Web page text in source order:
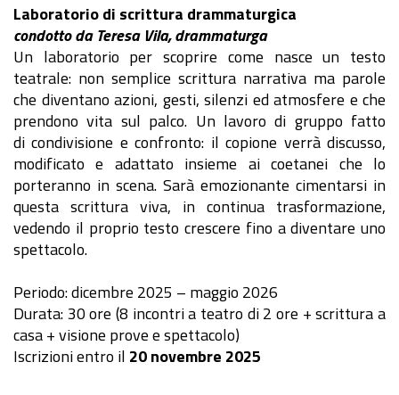
Laboratorio di scrittura drammaturgica
condotto da Teresa Vila, drammaturga
Un laboratorio per scoprire come nasce un testo
teatrale: non semplice scrittura narrativa ma parole
che diventano azioni, gesti, silenzi ed atmosfere e che
prendono vita sul palco. Un lavoro di gruppo fatto
di condivisione e confronto: il copione verrà discusso,
modificato e adattato insieme ai coetanei che lo
porteranno in scena. Sarà emozionante cimentarsi in
questa scrittura viva, in continua trasformazione,
vedendo il proprio testo crescere fino a diventare uno
spettacolo.
Periodo: dicembre 2025 – maggio 2026
Durata: 30 ore (8 incontri a teatro di 2 ore + scrittura a
casa + visione prove e spettacolo)
Iscrizioni entro il 20 novembre 2025